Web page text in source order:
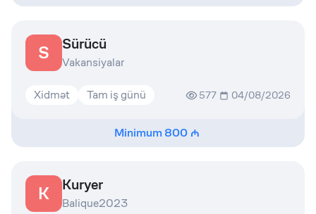
S Sürücü
Vakansiyalar
Xidmət Tam iş günü 577 04/08/2026
Minimum800
K Kuryer
Balique2023